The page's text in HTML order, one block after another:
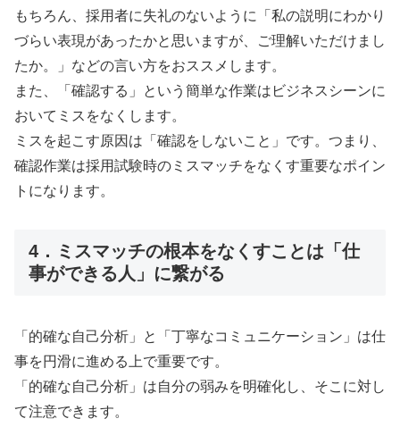
もちろん、採用者に失礼のないように「私の説明にわかり
づらい表現があったかと思いますが、ご理解いただけまし
たか。」などの言い方をおススメします。
また、「確認する」という簡単な作業はビジネスシーンに
おいてミスをなくします。
ミスを起こす原因は「確認をしないこと」です。つまり、
確認作業は採用試験時のミスマッチをなくす重要なポイン
トになります。
4．ミスマッチの根本をなくすことは「仕
事ができる人」に繋がる
「的確な自己分析」と「丁寧なコミュニケーション」は仕
事を円滑に進める上で重要です。
「的確な自己分析」は自分の弱みを明確化し、そこに対し
て注意できます。